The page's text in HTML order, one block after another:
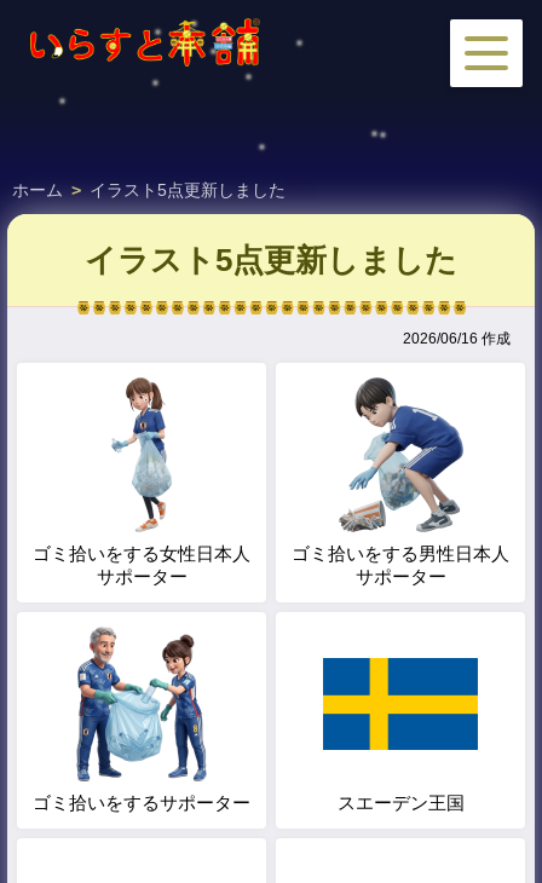
ホーム > イラスト5点更新しました
イラスト5点更新しました
2026/06/16 作成
ゴミ拾いをする女性日本人
サポーター
ゴミ拾いをする男性日本人
サポーター
ゴミ拾いをするサポーター スエーデン王国